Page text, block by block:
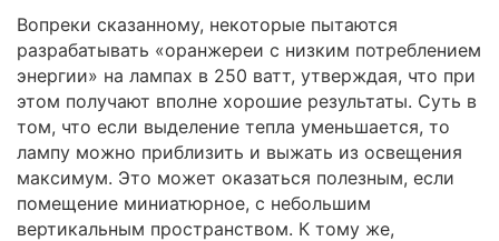
Вопреки сказанному, некоторые пытаются
разрабатывать «оранжереи с низким потреблением
энергии» на лампах в 250 ватт, утверждая, что при
этом получают вполне хорошие результаты. Суть в
том, что если выделение тепла уменьшается, то
лампу можно приблизить и выжать из освещения
максимум. Это может оказаться полезным, если
помещение миниатюрное, с небольшим
вертикальным пространством. К тому же,